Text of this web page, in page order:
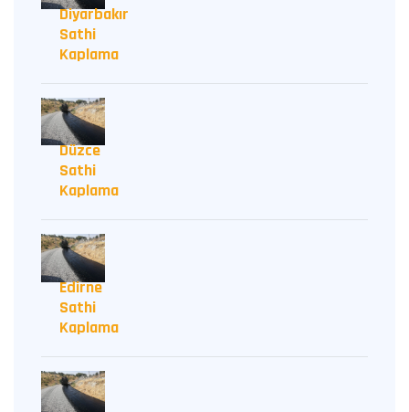
Diyarbakır
Sathi
Kaplama
Düzce
Sathi
Kaplama
Edirne
Sathi
Kaplama